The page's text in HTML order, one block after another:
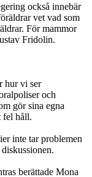
också innebär
vet vad som
För mammor
Fridolin.
hur vi ser
och
gör sina egna
fel håll.
inte tar problemen
berättade Mona